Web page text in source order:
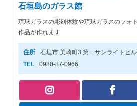
石垣島のガラス館
琉球ガラスの彫刻体験や琉球ガラスのフォ
作品が作れます
住所
石垣市 美崎町3 第一サンライトビ
TEL
0980-87-0966